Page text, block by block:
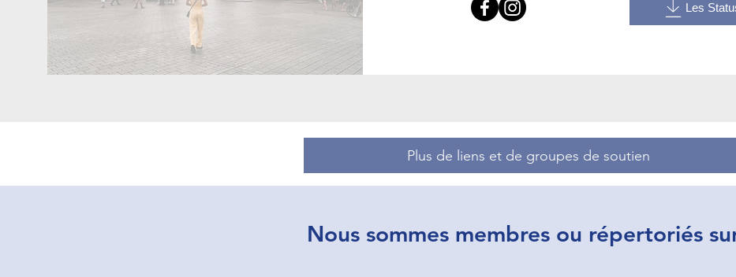
Les
Plus de liens et de groupes de soutien
Nous sommes membres ou répertoriés